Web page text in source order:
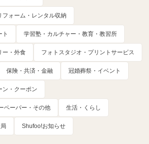
フォーム・レンタル収納
ト 学習塾・カルチャー・教育・教習所
ー・外食 フォトスタジオ・プリントサービス
保険・共済・金融 冠婚葬祭・イベント
ン・クーポン
ペーパー・その他 生活・くらし
Shufoo!お知らせ